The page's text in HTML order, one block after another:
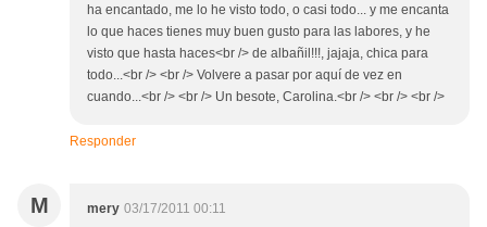
ha encantado, me lo he visto todo, o casi todo... y me encanta
lo que haces tienes muy buen gusto para las labores, y he
visto que hasta haces<br /> de albañil!!!, jajaja, chica para
todo...<br /> <br /> Volvere a pasar por aquí de vez en
cuando...<br /> <br /> Un besote, Carolina.<br /> <br /> <br />
Responder
M mery 03/17/2011 00:11